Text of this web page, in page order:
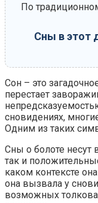
По
Сны в этот
Сон – это
перестает
сновидениях,
Одним из таких
Сны о болоте несут
так и
каком контексте
она вызвала у
возможных